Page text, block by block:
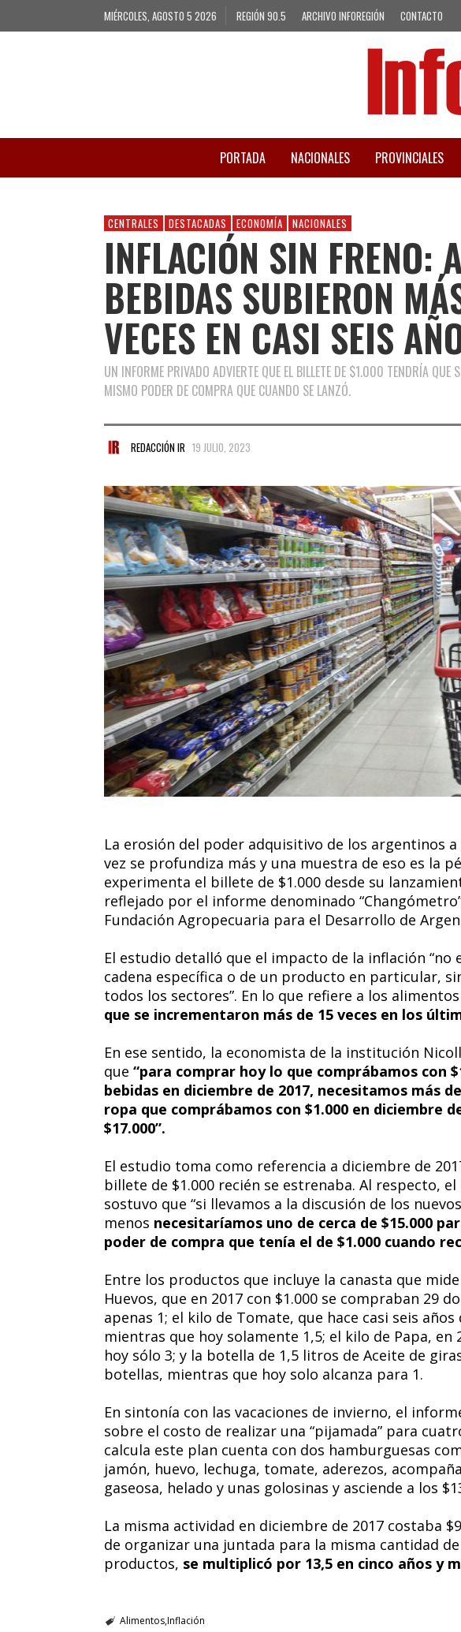
MIÉRCOLES, AGOSTO 5 2026 REGIÓN 90.5 ARCHIVO INFOREGIÓN CONTACTO
PORTADA NACIONALES PROVINCIALES
CENTRALES DESTACADAS ECONOMÍA NACIONALES
INFLACIÓN SIN FRENO:
BEBIDAS SUBIERON
VECES EN CASI SEIS
UN INFORME PRIVADO ADVIERTE QUE EL BILLETE DE $1.000 TENDRÍA QUE
MISMO PODER DE COMPRA QUE CUANDO SE LANZÓ.
REDACCIÓN IR 19 JULIO, 2023
La erosión del poder adquisitivo de los argentinos
vez se profundiza más y una muestra de eso es la
experimenta el billete de $1.000 desde su
reflejado por el informe denominado
Fundación Agropecuaria para el Desarrollo de
El estudio detalló que el impacto de la inflación “no
cadena específica o de un producto en particular,
todos los sectores”. En lo que refiere a los
que se incrementaron más de 15 veces en los
En ese sentido, la economista de la institución
que “para comprar hoy lo que comprábamos con
bebidas en diciembre de 2017, necesitamos más
ropa que comprábamos con $1.000 en diciembre
$17.000”.
El estudio toma como referencia a diciembre de
billete de $1.000 recién se estrenaba. Al respecto,
sostuvo que “si llevamos a la discusión de los
menos necesitaríamos uno de cerca de $15.000
poder de compra que tenía el de $1.000 cuando
Entre los productos que incluye la canasta que mide
Huevos, que en 2017 con $1.000 se compraban 29
apenas 1; el kilo de Tomate, que hace casi seis
mientras que hoy solamente 1,5; el kilo de Papa, en
hoy sólo 3; y la botella de 1,5 litros de Aceite de
botellas, mientras que hoy solo alcanza para 1.
En sintonía con las vacaciones de invierno, el
sobre el costo de realizar una “pijamada” para
calcula este plan cuenta con dos hamburguesas
jamón, huevo, lechuga, tomate, aderezos,
gaseosa, helado y unas golosinas y asciende a los
La misma actividad en diciembre de 2017 costaba
de organizar una juntada para la misma cantidad
productos, se multiplicó por 13,5 en cinco años y
AlimentosInflación